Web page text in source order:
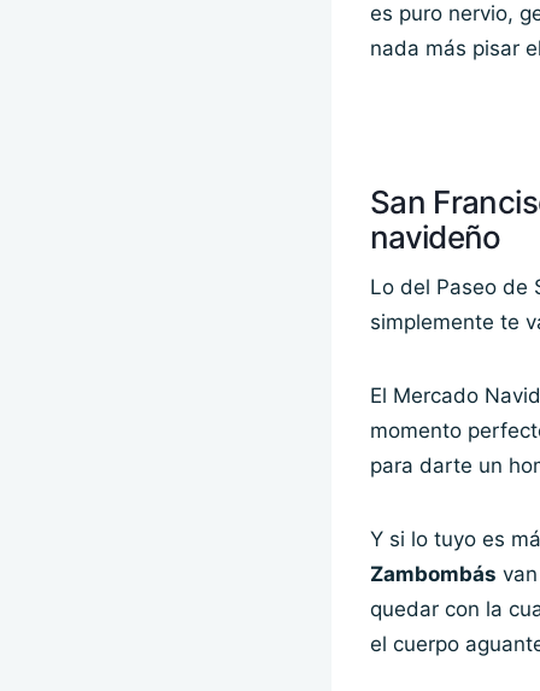
es puro nervio,
nada más pisar
San
navideño
Lo del Paseo de
simplemente te
El Mercado
momento
para darte un
Y si lo tuyo es
Zambombás
quedar con la
el cuerpo